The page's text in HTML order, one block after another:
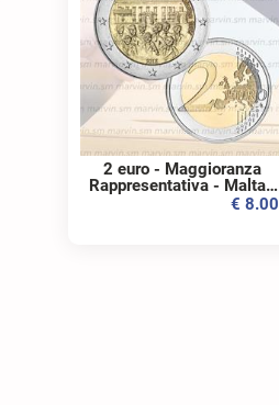
2 euro - Maggioranza
Rappresentativa - Malta -
€ 8.00